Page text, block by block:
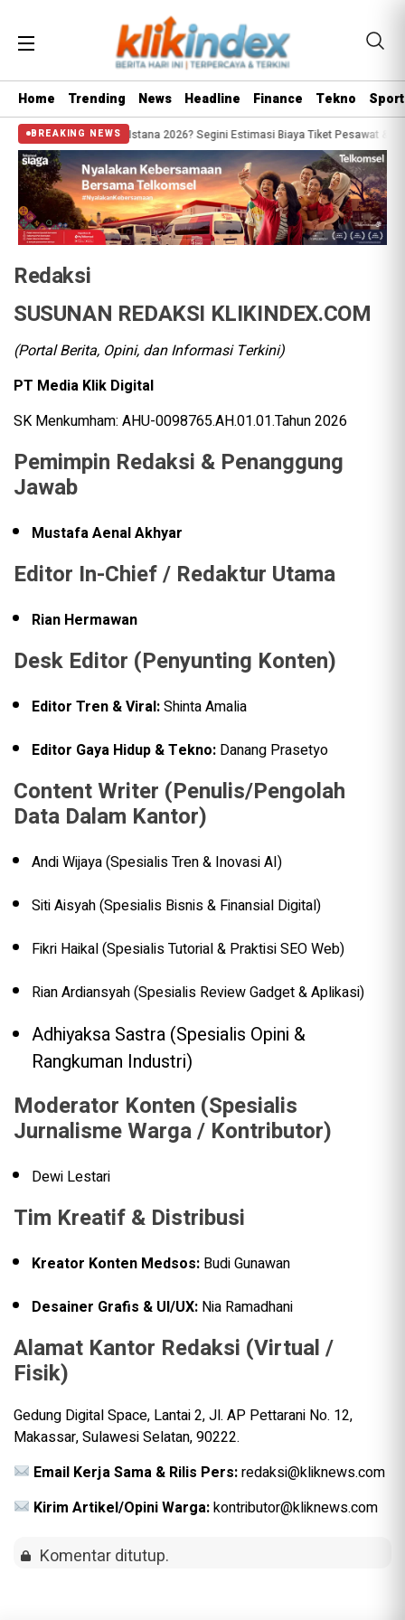
Home Trending News Headline Finance Tekno Sport
BREAKING NEWS
War Tiket Pandang Istana 2026? Segini Estimasi Biaya Tiket Pesawat &
Redaksi
SUSUNAN REDAKSI KLIKINDEX.COM
(Portal Berita, Opini, dan Informasi Terkini)
PT Media Klik Digital
SK Menkumham: AHU-0098765.AH.01.01.Tahun 2026
Pemimpin Redaksi & Penanggung
Jawab
Mustafa Aenal Akhyar
Editor In-Chief / Redaktur Utama
Rian Hermawan
Desk Editor (Penyunting Konten)
Editor Tren & Viral:Shinta Amalia
Editor Gaya Hidup & Tekno: Danang Prasetyo
Content Writer (Penulis/Pengolah
Data Dalam Kantor)
Andi Wijaya (Spesialis Tren & Inovasi AI)
Siti Aisyah (Spesialis Bisnis & Finansial Digital)
Fikri Haikal (Spesialis Tutorial & Praktisi SEO Web)
Rian Ardiansyah (Spesialis Review Gadget & Aplikasi)
Adhiyaksa Sastra (Spesialis Opini &
Rangkuman Industri)
Moderator Konten (Spesialis
Jurnalisme Warga / Kontributor)
Dewi Lestari
Tim Kreatif & Distribusi
Kreator Konten Medsos: Budi Gunawan
Desainer Grafis & UI/UX: Nia Ramadhani
Alamat Kantor Redaksi (Virtual /
Fisik)
Gedung Digital Space, Lantai 2, Jl. AP Pettarani No. 12,
Makassar, Sulawesi Selatan, 90222.
Email Kerja Sama & Rilis Pers:redaksi@kliknews.com
Kirim Artikel/Opini Warga:kontributor@kliknews.com
Komentar ditutup.